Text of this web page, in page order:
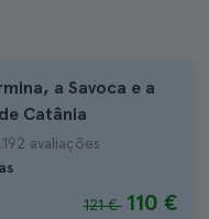
a Savoca e a
Catânia
avaliações
121 € 110 €